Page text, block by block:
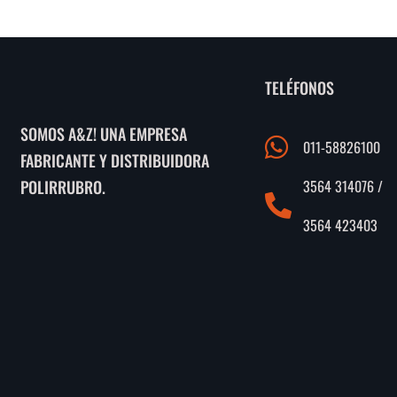
SOMOS A&Z! UNA EMPRESA
FABRICANTE Y DISTRIBUIDORA
POLIRRUBRO.
TELÉFONOS
011-58826100
3564 314076 /
3564 423403